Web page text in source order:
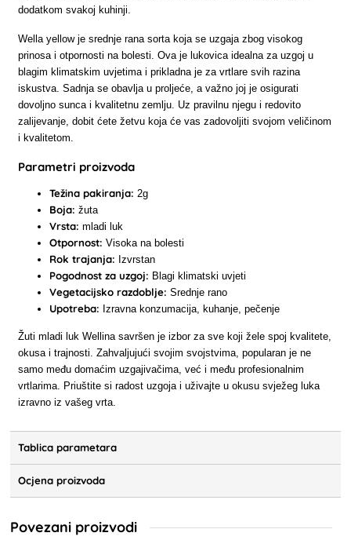
dodatkom svakoj kuhinji.
Wella yellow je srednje rana sorta koja se uzgaja zbog visokog
prinosa i otpornosti na bolesti. Ova je lukovica idealna za uzgoj u
blagim klimatskim uvjetima i prikladna je za vrtlare svih razina
iskustva. Sadnja se obavlja u proljeće, a važno joj je osigurati
dovoljno sunca i kvalitetnu zemlju. Uz pravilnu njegu i redovito
zalijevanje, dobit ćete žetvu koja će vas zadovoljiti svojom veličinom
i kvalitetom.
Parametri proizvoda
Težina pakiranja: 2g
Boja: žuta
Vrsta: mladi luk
Otpornost: Visoka na bolesti
Rok trajanja: Izvrstan
Pogodnost za uzgoj: Blagi klimatski uvjeti
Vegetacijsko razdoblje: Srednje rano
Upotreba: Izravna konzumacija, kuhanje, pečenje
Žuti mladi luk Wellina savršen je izbor za sve koji žele spoj kvalitete,
okusa i trajnosti. Zahvaljujući svojim svojstvima, popularan je ne
samo među domaćim uzgajivačima, već i među profesionalnim
vrtlarima. Priuštite si radost uzgoja i uživajte u okusu svježeg luka
izravno iz vašeg vrta.
Tablica parametara
Ocjena proizvoda
Povezani proizvodi